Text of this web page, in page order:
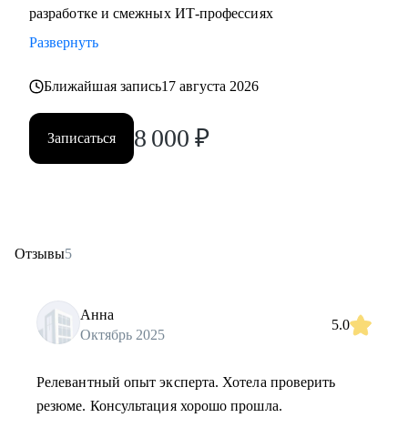
разработке и смежных ИТ-профессиях
Развернуть
Ближайшая запись17 августа 2026
Записаться 8 000 ₽
Отзывы5
Анна
Октябрь 2025
5.0
Релевантный опыт эксперта. Хотела проверить
резюме. Консультация хорошо прошла.